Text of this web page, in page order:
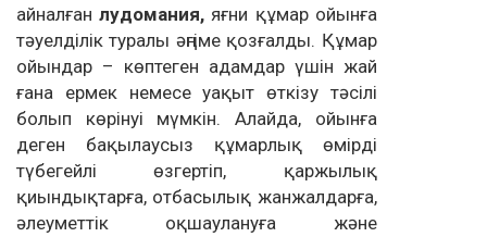
айналғанлудомания, яғни құмар ойынға
тәуелділік туралы әңгіме қозғалды. Құмар
ойындар – көптеген адамдар үшін жай
ғана ермек немесе уақыт өткізу тәсілі
болып көрінуі мүмкін. Алайда, ойынға
деген бақылаусыз құмарлық өмірді
түбегейлі өзгертіп, қаржылық
қиындықтарға, отбасылық жанжалдарға,
әлеуметтік оқшаулануға және